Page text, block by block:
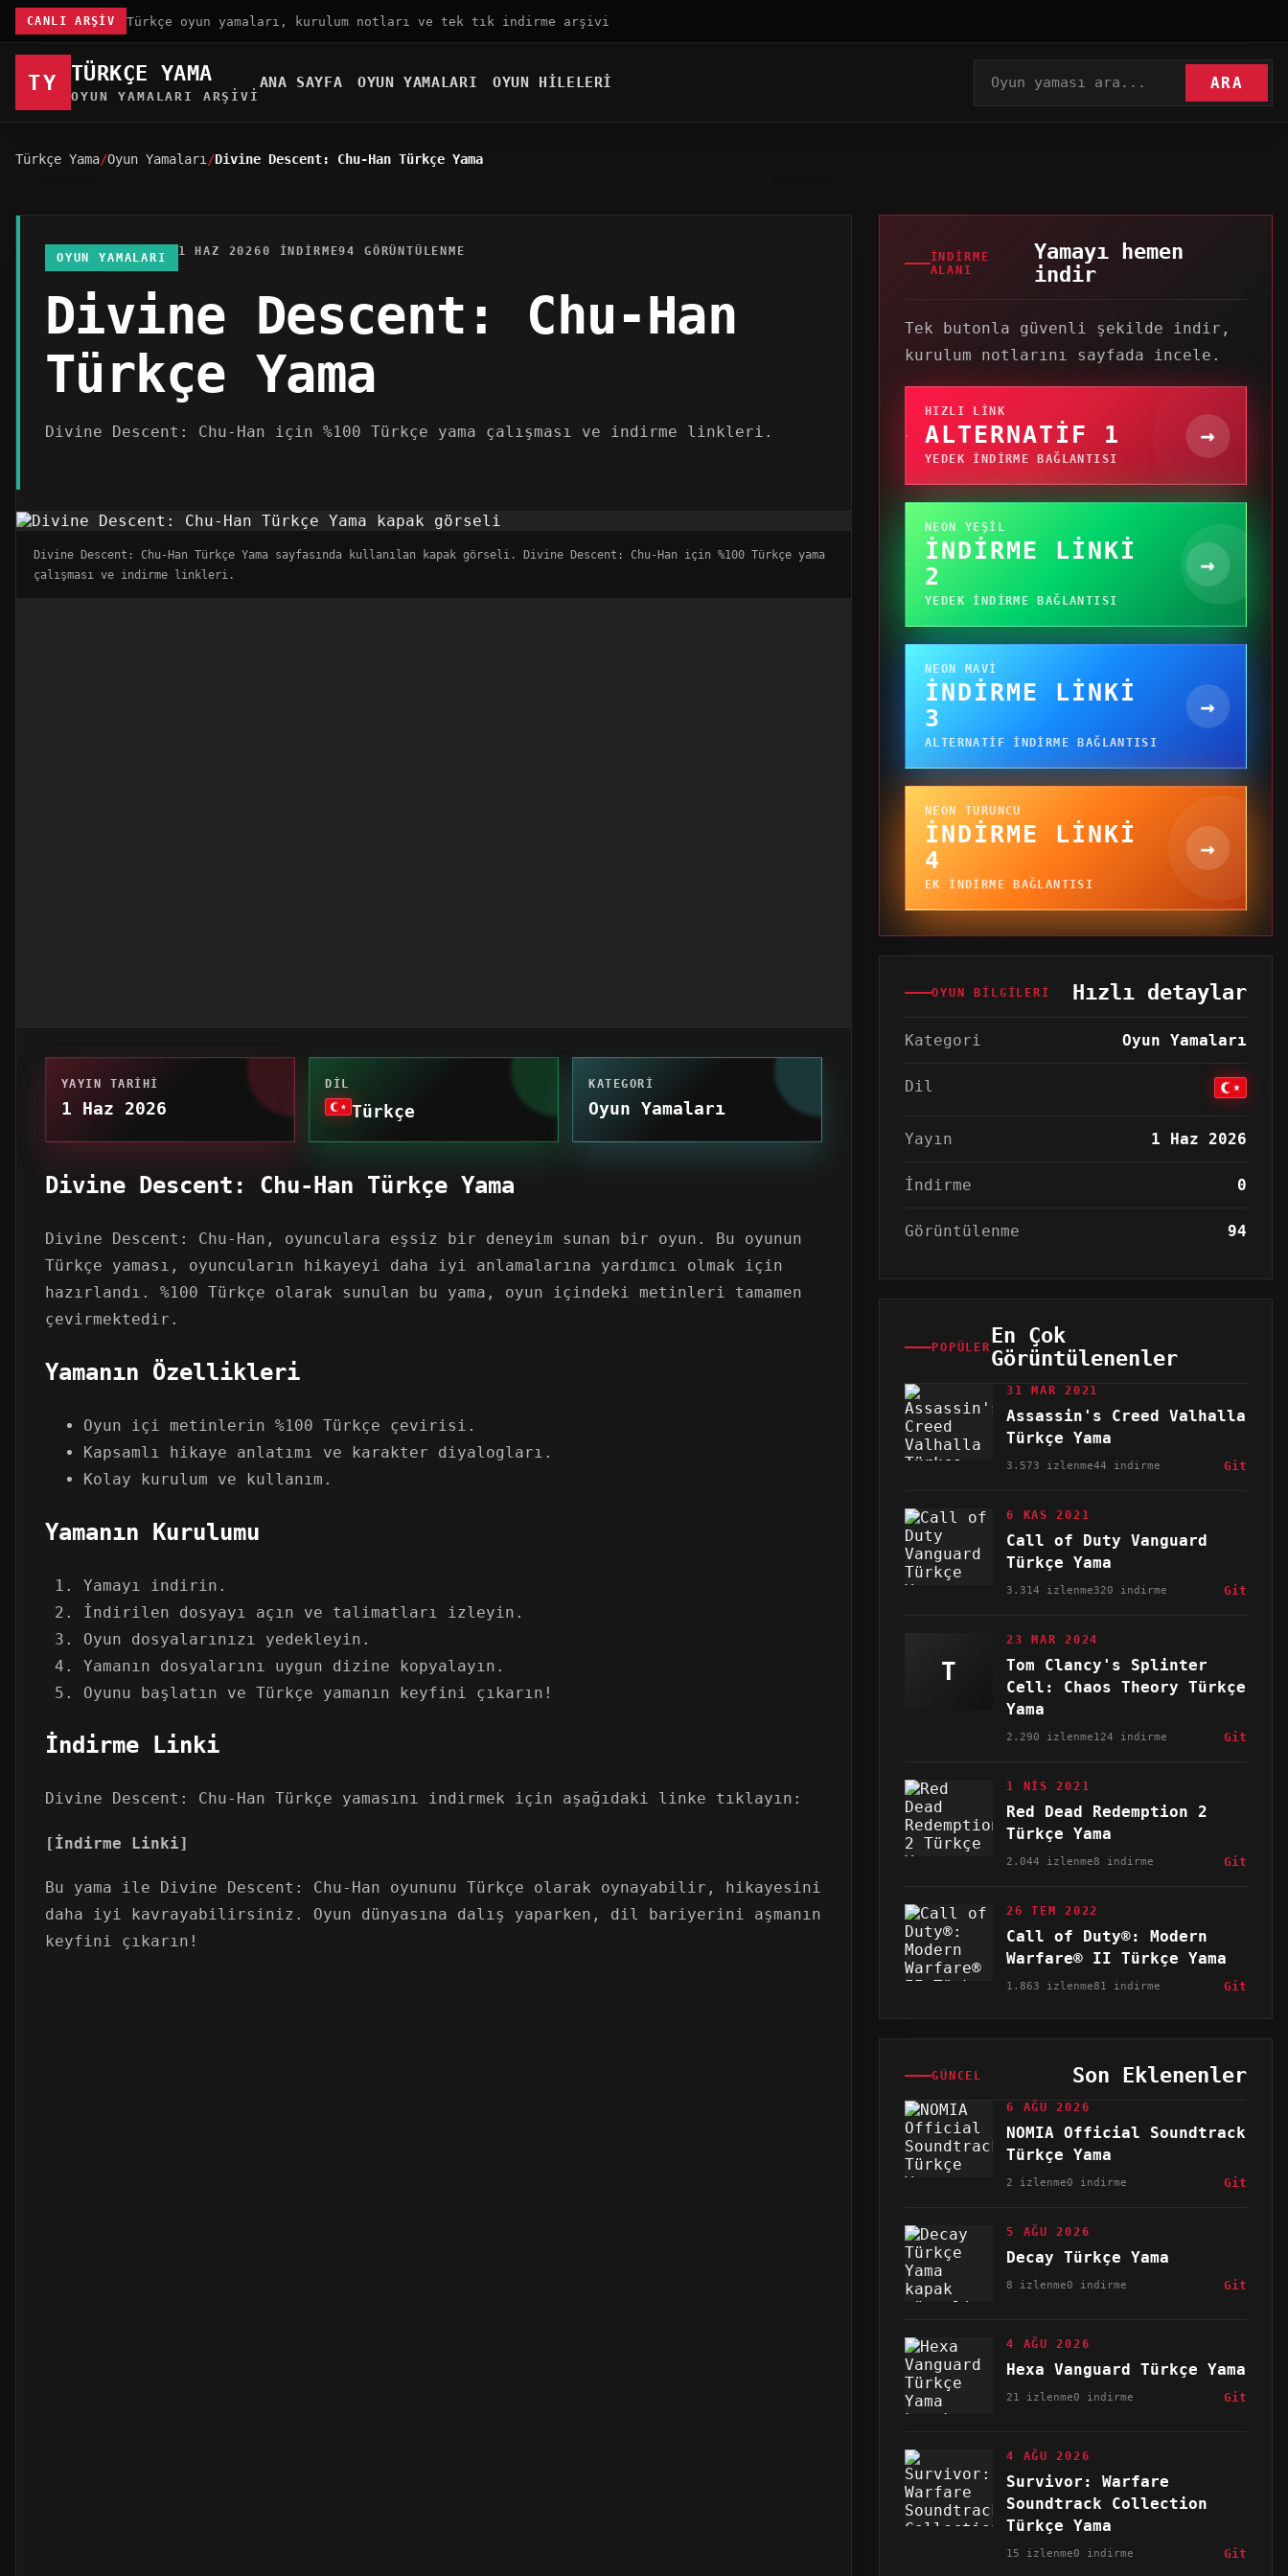
CANLI ARŞIV Türkçe oyun yamaları, kurulum notları ve tek tık indirme arşivi
TY TÜRKÇE YAMA
OYUN YAMALARI ARŞIVI
ANA SAYFA OYUN YAMALARI OYUN HILELERI ARA
Türkçe Yama Oyun Yamaları Divine Descent: Chu-Han Türkçe Yama
OYUN YAMALARI 1 HAZ 20260 INDIRME94 GÖRÜNTÜLENME
Divine Descent: Chu-Han
Türkçe Yama
Divine Descent: Chu-Han için %100 Türkçe yama çalışması ve indirme linkleri.
Divine Descent: Chu-Han Türkçe Yama sayfasında kullanılan kapak görseli. Divine Descent: Chu-Han için %100 Türkçe yama
çalışması ve indirme linkleri.
YAYIN TARIHI
1 Haz 2026
DIL
Türkçe
KATEGORI
Oyun Yamaları
Divine Descent: Chu-Han Türkçe Yama
Divine Descent: Chu-Han, oyunculara eşsiz bir deneyim sunan bir oyun. Bu oyunun
Türkçe yaması, oyuncuların hikayeyi daha iyi anlamalarına yardımcı olmak için
hazırlandı. %100 Türkçe olarak sunulan bu yama, oyun içindeki metinleri tamamen
çevirmektedir.
Yamanın Özellikleri
Oyun içi metinlerin %100 Türkçe çevirisi.
Kapsamlı hikaye anlatımı ve karakter diyalogları.
Kolay kurulum ve kullanım.
Yamanın Kurulumu
Yamayı indirin.
İndirilen dosyayı açın ve talimatları izleyin.
Oyun dosyalarınızı yedekleyin.
Yamanın dosyalarını uygun dizine kopyalayın.
Oyunu başlatın ve Türkçe yamanın keyfini çıkarın!
İndirme Linki
Divine Descent: Chu-Han Türkçe yamasını indirmek için aşağıdaki linke tıklayın:
[İndirme Linki]
Bu yama ile Divine Descent: Chu-Han oyununu Türkçe olarak oynayabilir, hikayesini
daha iyi kavrayabilirsiniz. Oyun dünyasına dalış yaparken, dil bariyerini aşmanın
keyfini çıkarın!
İNDIRME
ALANI
Yamayı hemen
indir
Tek butonla güvenli şekilde indir,
kurulum notlarını sayfada incele.
HIZLI LINK
ALTERNATIF 1
YEDEK INDIRME BAĞLANTISI
→
NEON YEŞIL
İNDIRME LINKI
2
YEDEK INDIRME BAĞLANTISI
→
NEON MAVI
İNDIRME LINKI
3
ALTERNATIF INDIRME BAĞLANTISI
→
NEON TURUNCU
İNDIRME LINKI
4
EK INDIRME BAĞLANTISI
→
OYUN BILGILERI Hızlı detaylar
Kategori Oyun Yamaları
Dil
Yayın 1 Haz 2026
İndirme 0
Görüntülenme 94
POPÜLER En Çok
Görüntülenenler
31 MAR 2021
Assassin's Creed Valhalla
Türkçe Yama
3.573 izlenme44 indirme Git
6 KAS 2021
Call of Duty Vanguard
Türkçe Yama
3.314 izlenme320 indirme Git
T
23 MAR 2024
Tom Clancy's Splinter
Cell: Chaos Theory Türkçe
Yama
2.290 izlenme124 indirme Git
1 NIS 2021
Red Dead Redemption 2
Türkçe Yama
2.044 izlenme8 indirme Git
26 TEM 2022
Call of Duty®: Modern
Warfare® II Türkçe Yama
1.863 izlenme81 indirme Git
GÜNCEL Son Eklenenler
6 AĞU 2026
NOMIA Official Soundtrack
Türkçe Yama
2 izlenme0 indirme Git
5 AĞU 2026
Decay Türkçe Yama
8 izlenme0 indirme Git
4 AĞU 2026
Hexa Vanguard Türkçe Yama
21 izlenme0 indirme Git
4 AĞU 2026
Survivor: Warfare
Soundtrack Collection
Türkçe Yama
15 izlenme0 indirme Git